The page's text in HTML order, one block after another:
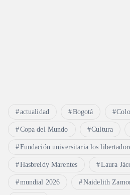
actualidad Bogotá
Copa del Mundo Cultura
Fundación universitaria los
Hasbreidy Marentes Laura
mundial 2026 Naidelith